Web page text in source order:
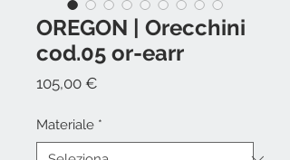
OREGON | Orecchini
cod.05 or-earr
105,00 €
Materiale *